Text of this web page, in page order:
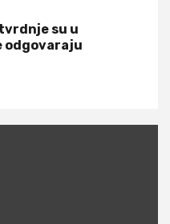
su u
odgovaraju